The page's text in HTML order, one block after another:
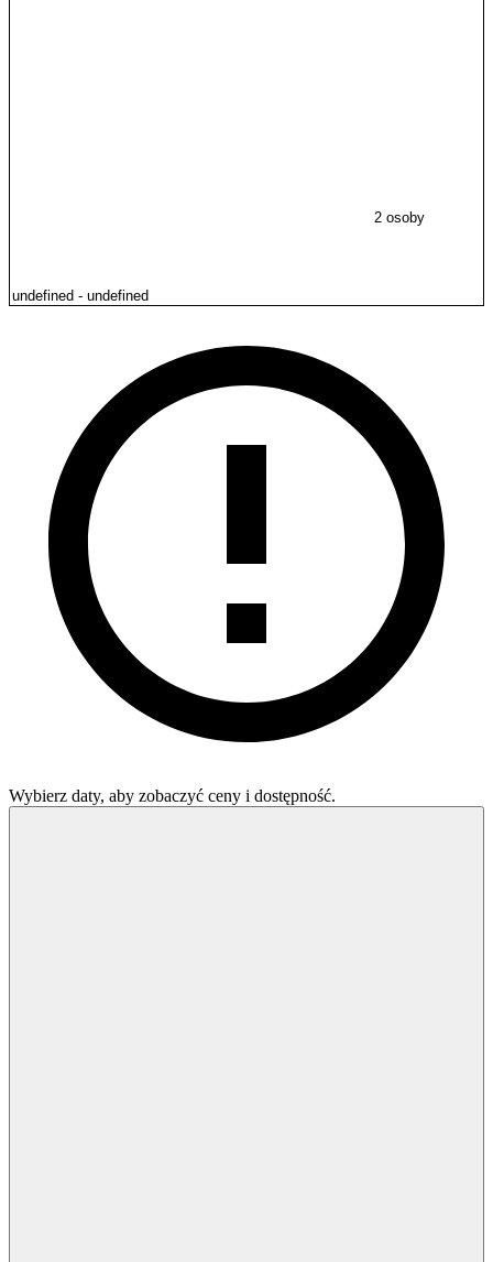
2 osoby
Wybierz daty, aby zobaczyć ceny i dostępność.